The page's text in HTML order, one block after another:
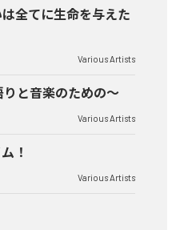
は全てに生命を与えた
Various Artists
と音楽のための～
Various Artists
！
Various Artists